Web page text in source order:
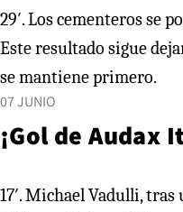
29′. Los cementeros se ponen en ventaja en el norte.
Este resultado sigue
se mantiene primero.
07 JUNIO
¡Gol de Audax
17′. Michael Vadulli, tras un pivoteo de Chiaverano,